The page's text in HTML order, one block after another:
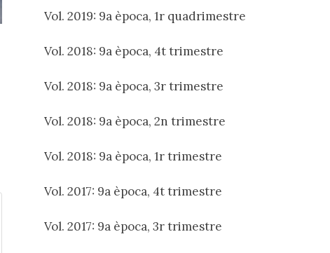
Vol. 2019: 9a època, 1r quadrimestre
Vol. 2018: 9a època, 4t trimestre
Vol. 2018: 9a època, 3r trimestre
Vol. 2018: 9a època, 2n trimestre
Vol. 2018: 9a època, 1r trimestre
Vol. 2017: 9a època, 4t trimestre
Vol. 2017: 9a època, 3r trimestre